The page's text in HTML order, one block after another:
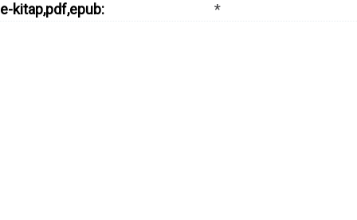
e-kitap,pdf,epub:
*